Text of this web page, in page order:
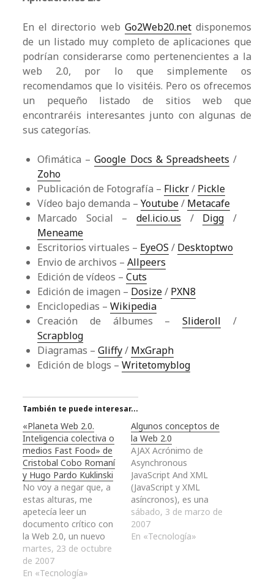
En el directorio web Go2Web20.netdisponemos
de un listado muy completo de aplicaciones que
podrían considerarse como pertenencientes a la
web 2.0, por lo que simplemente os
recomendamos que lo visitéis. Pero os ofrecemos
un pequeño listado de sitios web que
encontraréis interesantes junto con algunas de
sus categorías.
Ofimática –Google Docs & Spreadsheets /
Zoho
Publicación de Fotografía – Flickr/ Pickle
Vídeo bajo demanda –Youtube/ Metacafe
Marcado Social – del.icio.us / Digg /
Meneame
Escritorios virtuales – EyeOS / Desktoptwo
Envio de archivos –Allpeers
Edición de vídeos –Cuts
Edición de imagen – Dosize/ PXN8
Enciclopedias –Wikipedia
Creación de álbumes –Slideroll /
Scrapblog
Diagramas –Gliffy/ MxGraph
Edición de blogs –Writetomyblog
También te puede interesar...
«Planeta Web 2.0.
Inteligencia colectiva o
medios Fast Food» de
Cristobal Cobo Romaní
y Hugo Pardo Kuklinski
No voy a negar que, a
estas alturas, me
apetecía leer un
documento crítico con
la Web 2.0, un nuevo
concepto sacado de la
manga que parece
contaminar otros
martes, 23 de octubre
de 2007
En «Tecnología»
Algunos conceptos de
la Web 2.0
AJAX Acrónimo de
Asynchronous
JavaScript And XML
(JavaScript y XML
asíncronos), es una
técnica de desarrollo
web para crear
aplicaciones
sábado, 3 de marzo de
2007
En «Tecnología»